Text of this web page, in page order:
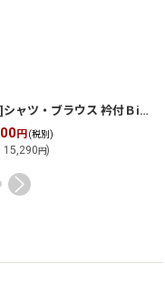
[2609YC171] [PNT]シャツ・ブラウス 衿付Ｂigシルエットブラウス
円 (税別)
15,290円)